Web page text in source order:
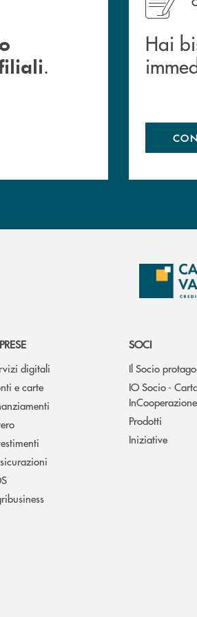
.
Hai
digitali
e carte
SOCI
Il Socio
IO Socio -
InCooperazione
Prodotti
Iniziative